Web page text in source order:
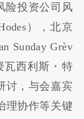
险投资公司风
），北京
Sunday Grèv
瓦西利斯・特
讨，与会嘉宾
理协作等关键